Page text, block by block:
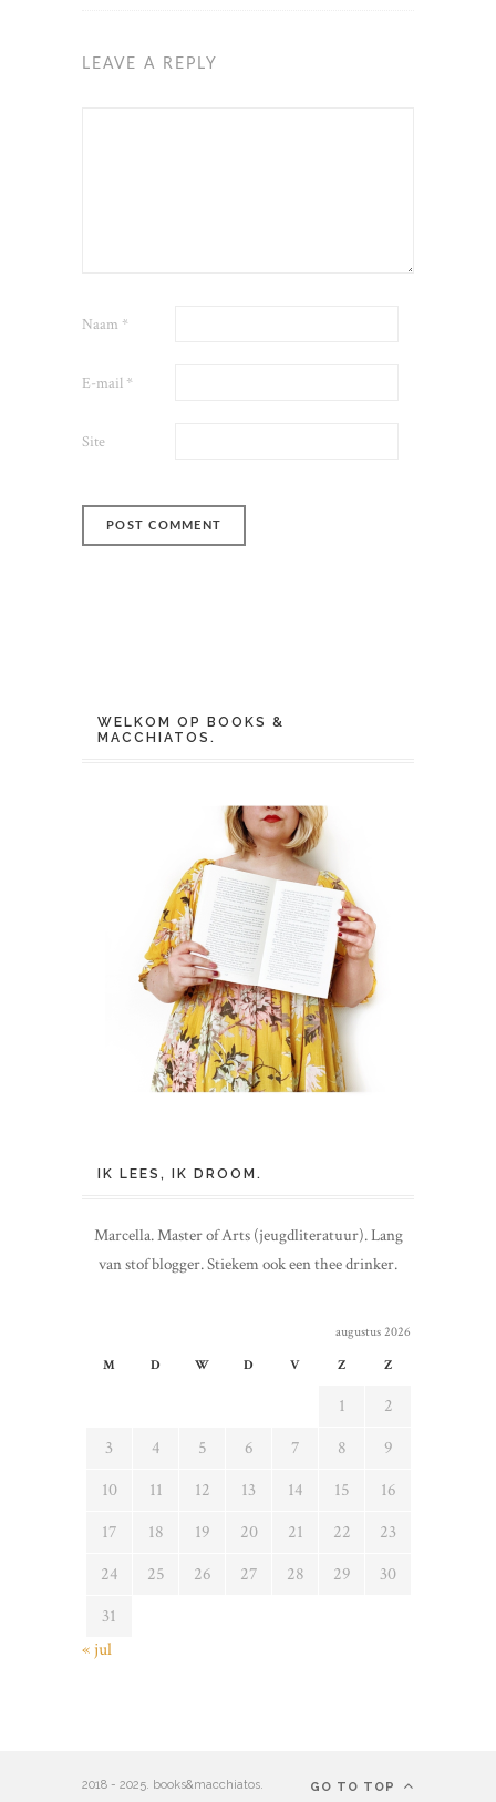
LEAVE A REPLY
Naam *
E-mail *
Site
WELKOM OP BOOKS &
MACCHIATOS.
IK LEES, IK DROOM.
Marcella. Master of Arts (jeugdliteratuur). Lang
van stof blogger. Stiekem ook een thee drinker.
augustus 2026
M
D W D V Z Z
1
2
3
4 5 6 7 8
9
10
11 12 13 14 15
16
17
18 19 20 21 22
23
24
25 26 27 28 29
30
31
« jul
2018 - 2025. books&macchiatos. GO TO TOP